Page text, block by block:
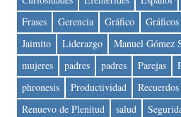
Frases
Gerencia Gráfico Gráficos
Jaimito
Liderazgo Manuel Gómez
mujeres
padres padres Parejas
phronesis
Productividad Recuerdos
Renuevo de Plenitud
salud